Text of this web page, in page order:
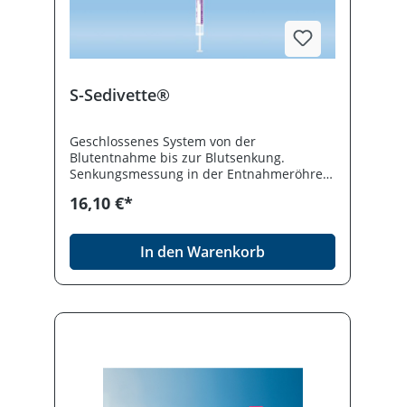
S-Sedivette®
Geschlossenes System von der
Blutentnahme bis zur Blutsenkung.
Senkungsmessung in der Entnahmeröhre.
Handhabung. Die passenden
16,10 €*
In den Warenkorb